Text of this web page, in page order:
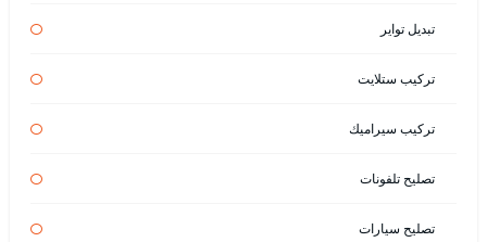
تبديل تواير
تركيب ستلايت
تركيب سيراميك
تصليح تلفونات
تصليح سيارات